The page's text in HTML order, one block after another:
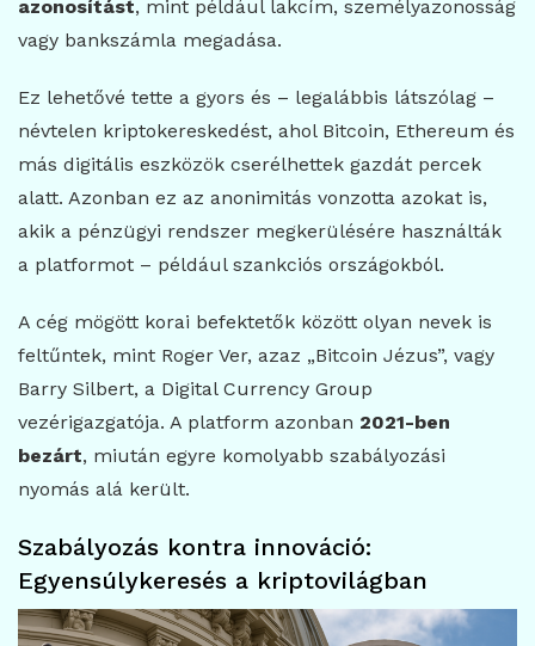
azonosítást, mint például lakcím, személyazonosság
vagy bankszámla megadása.
Ez lehetővé tette a gyors és – legalábbis látszólag –
névtelen kriptokereskedést, ahol Bitcoin, Ethereum és
más digitális eszközök cserélhettek gazdát percek
alatt. Azonban ez az anonimitás vonzotta azokat is,
akik a pénzügyi rendszer megkerülésére használták
a platformot – például szankciós országokból.
A cég mögött korai befektetők között olyan nevek is
feltűntek, mint Roger Ver, azaz „Bitcoin Jézus”, vagy
Barry Silbert, a Digital Currency Group
vezérigazgatója. A platform azonban 2021-ben
bezárt, miután egyre komolyabb szabályozási
nyomás alá került.
Szabályozás kontra innováció:
Egyensúlykeresés a kriptovilágban